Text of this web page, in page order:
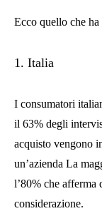
Ecco quello che
1. Italia
I consumatori
il 63% degli
acquisto vengono
un’azienda La
l’80% che afferma
considerazione.